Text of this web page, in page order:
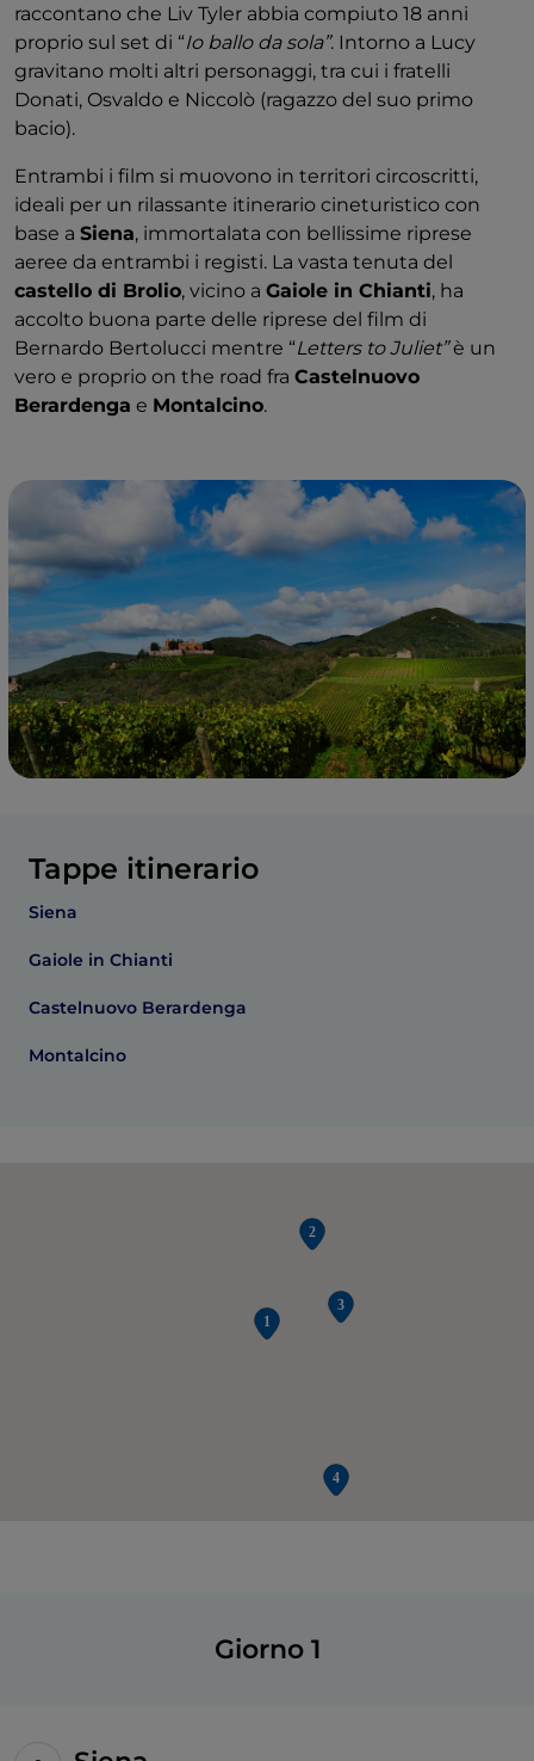
raccontano che Liv Tyler abbia compiuto 18 anni
proprio sul set di “Io ballo da sola”. Intorno a Lucy
gravitano molti altri personaggi, tra cui i fratelli
Donati, Osvaldo e Niccolò (ragazzo del suo primo
bacio).
Entrambi i film si muovono in territori circoscritti,
ideali per un rilassante itinerario cineturistico con
base a Siena, immortalata con bellissime riprese
aeree da entrambi i registi. La vasta tenuta del
castello di Brolio, vicino a Gaiole in Chianti, ha
accolto buona parte delle riprese del film di
Bernardo Bertolucci mentre “Letters to Juliet”è un
vero e proprio on the road fra Castelnuovo
Berardenga e Montalcino.
Tappe itinerario
Siena
Gaiole in Chianti
Castelnuovo Berardenga
Montalcino
Giorno 1